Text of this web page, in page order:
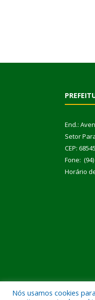
End.:
Setor
CEP:
Fone:
Horário
Nós usamos cookies